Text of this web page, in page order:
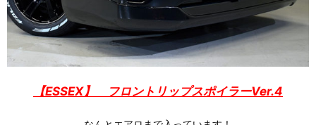
【ESSEX】 フロントリップスポイラーVer.4